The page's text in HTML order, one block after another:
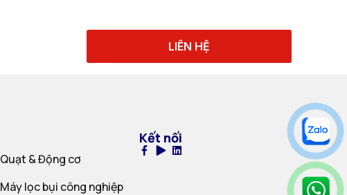
LIÊN HỆ
Quạt & Động cơ
Máy lọc bụi công nghiệp
Kết nối